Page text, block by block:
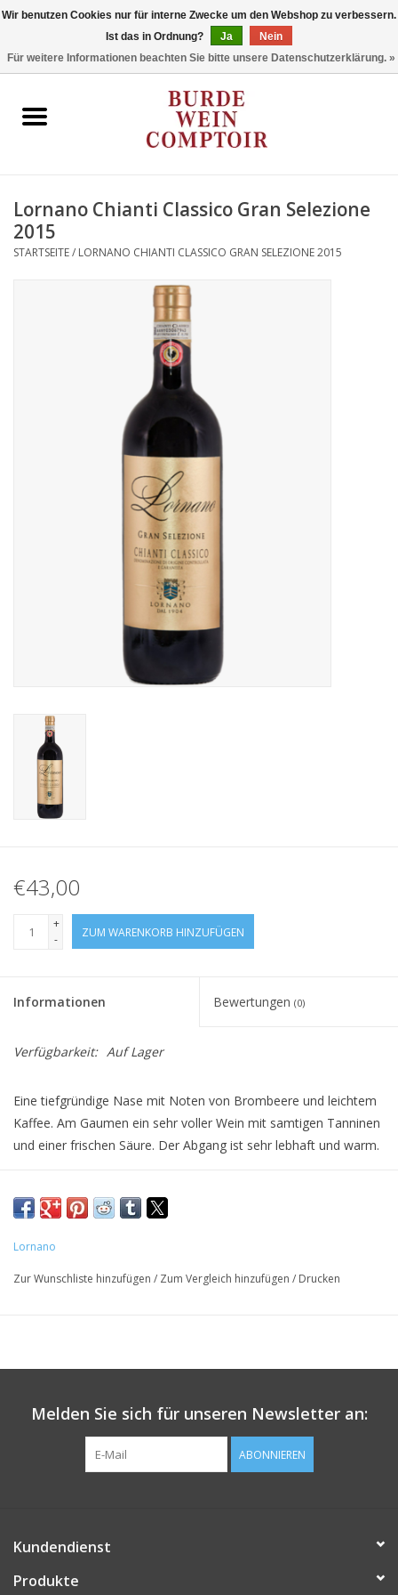
Stil
Lornano Chianti Classico Gran Selezione
2015
STARTSEITE/ LORNANO CHIANTI CLASSICO GRAN SELEZIONE 2015
€43,00
+
-
ZUM WARENKORB HINZUFÜGEN
Informationen Bewertungen (0)
Verfügbarkeit: Auf Lager
Eine tiefgründige Nase mit Noten von Brombeere und leichtem
Kaffee. Am Gaumen ein sehr voller Wein mit samtigen Tanninen
und einer frischen Säure. Der Abgang ist sehr lebhaft und warm.
100% Sangiovese
Alk.: 14,5%
Lornano
Zur Wunschliste hinzufügen / Zum Vergleich hinzufügen / Drucken
Melden Sie sich für unseren Newsletter an:
ABONNIEREN
Kundendienst
Produkte
Wir benutzen Cookies nur für interne Zwecke um den Webshop zu verbessern.
Ist das in Ordnung?
Ja
Nein
Für weitere Informationen beachten Sie bitte unsere Datenschutzerklärung. »